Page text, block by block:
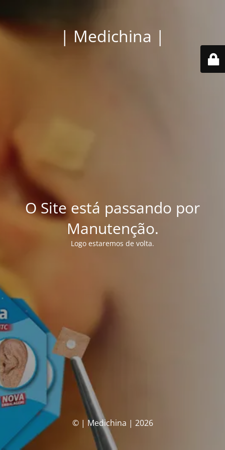
| Medichina |
O Site está passando por
Manutenção.
Logo estaremos de volta.
© | Medichina | 2026